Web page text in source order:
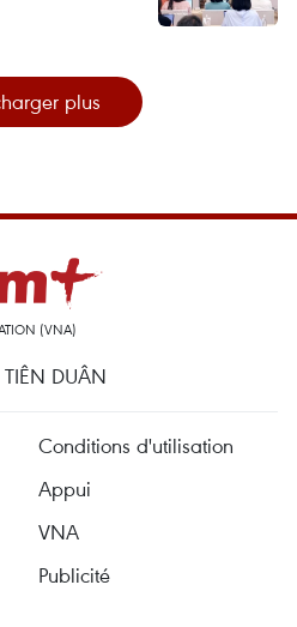
plus
(VNA)
DUÂN
Conditions d'utilisation
Appui
VNA
Publicité